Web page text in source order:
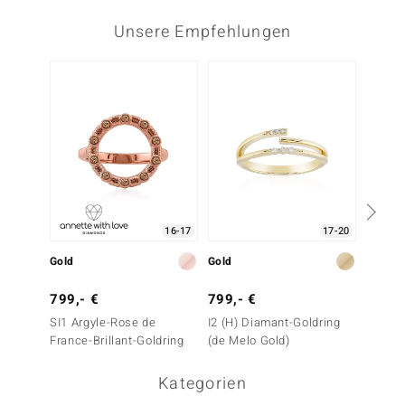
Unsere Empfehlungen
16-17
Gold
799,- €
SI1 Argyle-Rose de
France-Brillant-Goldring
17-20
Gold
799,- €
I2 (H) Diamant-Goldring
(de Melo Gold)
Kategorien